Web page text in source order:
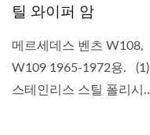
틸 와이퍼 암
메르세데스 벤츠 W108,
W109 1965-1972용. (1)
스테인리스 스틸 폴리시